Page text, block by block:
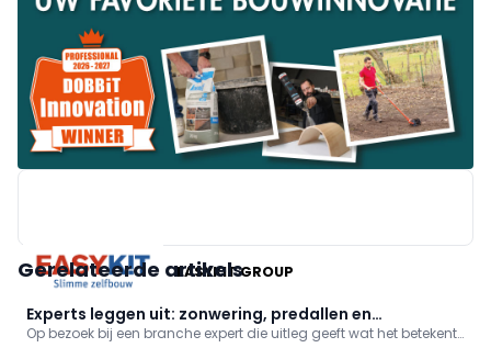
EASYKIT GROUP
Gerelateerde artikels
Experts leggen uit: zonwering, predallen en
dakdichting
Op bezoek bij een branche expert die uitleg geeft wat het betekent